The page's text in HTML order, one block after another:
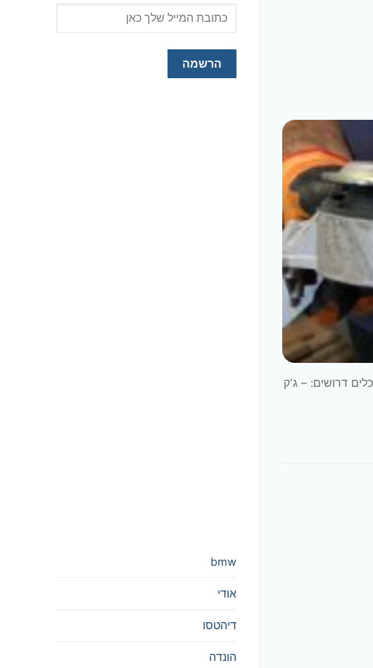
חלפים דרושים תושבת מנוע שמאלית מקורית (או חליפי איכותי כמו original birth) מקט 51794982 / SY351 כלים דרושים: – ג'ק
bmw
אודי
דיהטסו
הונדה